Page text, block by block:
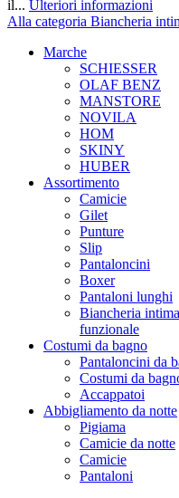
il... Ulteriori informazioni
Alla categoria Biancheria
Marche
SCHIESSER
OLAF BENZ
MANSTORE
NOVILA
HOM
SKINY
HUBER
Assortimento
Camicie
Gilet
Punture
Slip
Pantaloncini
Boxer
Pantaloni lunghi
Biancheria intima
funzionale
Costumi da bagno
Pantaloncini da
Costumi da
Accappatoi
Abbigliamento da notte
Pigiama
Camicie da notte
Camicie
Pantaloni